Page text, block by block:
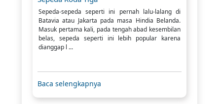
Sepeda-sepeda seperti ini pernah lalu-lalang di
Batavia atau Jakarta pada masa Hindia Belanda.
Masuk pertama kali, pada tengah abad kesembilan
belas, sepeda seperti ini lebih popular karena
dianggap l ...
Baca selengkapnya